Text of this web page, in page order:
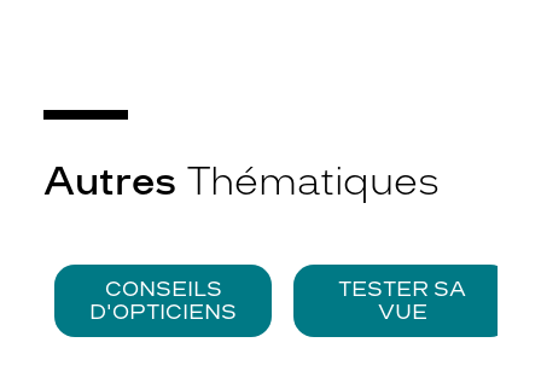
Autres Thématiques
CONSEILS
D'OPTICIENS
TESTER SA
VUE